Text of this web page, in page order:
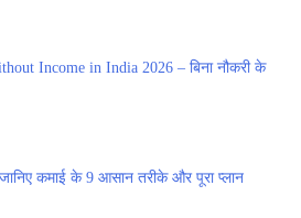
Income in India 2026 – बिना नौकरी के
कमाई के 9 आसान तरीके और पूरा प्लान